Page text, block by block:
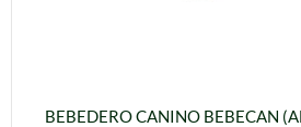
BEBEDERO CANINO BEBECAN